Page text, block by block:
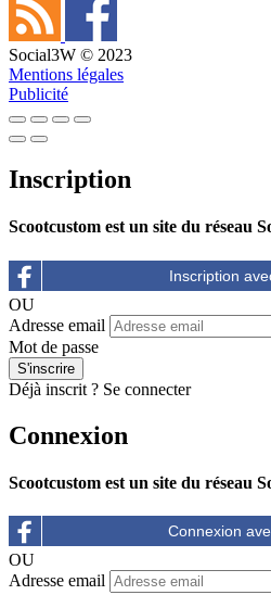
Social3W © 2023
Mentions légales
Publicité
Inscription
Scootcustom est un site du réseau
OU
Adresse email
Mot de passe
Déjà inscrit ? Se connecter
Connexion
Scootcustom est un site du réseau
OU
Adresse email